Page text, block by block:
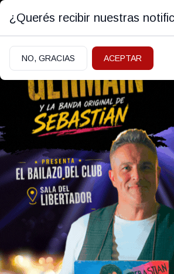
Policiales y Judiciales
21/05/2026
Trágico siniestro
Cipolletti: un
Roca murió en el
El hecho ocurrió durante
sobre el tramo que une
¿Querés recibir nuestras
NO, GRACIAS ACEPTAR